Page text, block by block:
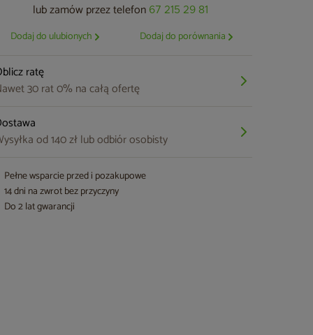
lub zamów przez telefon 67 215 29 81
Dodaj do ulubionych Dodaj do porównania
ratę
30 rat 0% na całą ofertę
od 140 zł lub odbiór osobisty
Pełne wsparcie przed i pozakupowe
14 dni na zwrot bez przyczyny
Do 2 lat gwarancji